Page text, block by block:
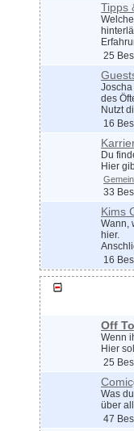
Tipps
25
des
Nutzt
16
Du
Hier
33
Kims
Wann,
hier.
16
Off
Wenn
Hier
25
Was
über
47